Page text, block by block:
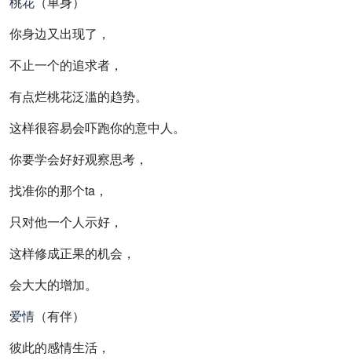
你身边又出现了，
不止一个的追求者，
有点烂桃花泛滥的趋势。
这样很容易会吓跑你的意中人。
你要学会好好观察思考，
找准你的那个ta，
只对他一个人示好，
这样修成正果的机会，
会大大的增加。
爱情 （有伴）
彼此的感情生活，